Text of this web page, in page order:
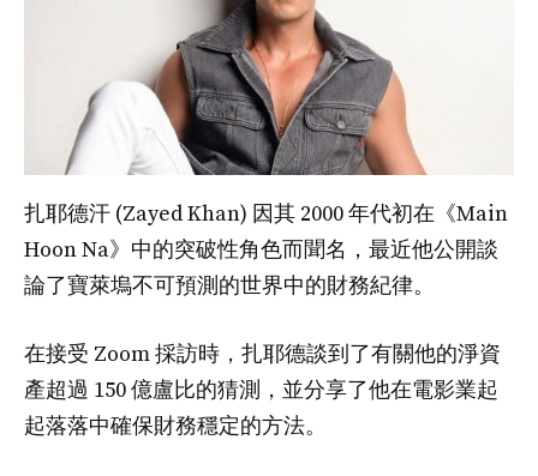
扎耶德汗 (Zayed Khan) 因其 2000 年代初在《Main
Hoon Na》中的突破性角色而聞名，最近他公開談
論了寶萊塢不可預測的世界中的財務紀律。
在接受 Zoom 採訪時，扎耶德談到了有關他的淨資
產超過 150 億盧比的猜測，並分享了他在電影業起
起落落中確保財務穩定的方法。